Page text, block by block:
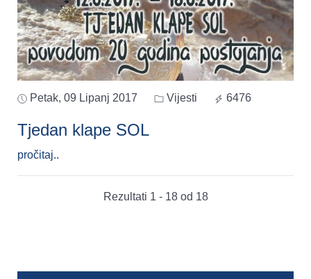
Petak, 09 Lipanj 2017 Vijesti 6476
Tjedan klape SOL
pročitaj..
Rezultati 1 - 18 od 18